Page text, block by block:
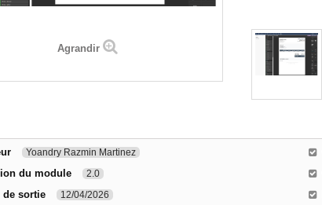
Agrandir
Yoandry Razmin Martinez
du module 2.0
de sortie 12/04/2026